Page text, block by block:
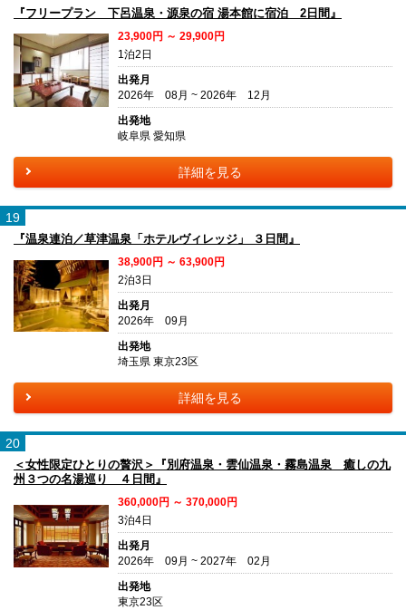
『フリープラン 下呂温泉・源泉の宿 湯本館に宿泊 2日間』
23,900円 ～ 29,900円
1泊2日
出発月
2026年 08月 ~ 2026年 12月
出発地
岐阜県 愛知県
詳細を見る
19
『温泉連泊／草津温泉「ホテルヴィレッジ」 ３日間』
38,900円 ～ 63,900円
2泊3日
出発月
2026年 09月
出発地
埼玉県 東京23区
詳細を見る
20
＜女性限定ひとりの贅沢＞『別府温泉・雲仙温泉・霧島温泉 癒しの九
州３つの名湯巡り ４日間』
360,000円 ～ 370,000円
3泊4日
出発月
2026年 09月 ~ 2027年 02月
出発地
東京23区